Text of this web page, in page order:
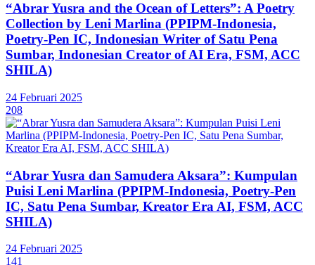
“Abrar Yusra and the Ocean of Letters”: A Poetry
Collection by Leni Marlina (PPIPM-Indonesia,
Poetry-Pen IC, Indonesian Writer of Satu Pena
Sumbar, Indonesian Creator of AI Era, FSM, ACC
SHILA)
24 Februari 2025
208
“Abrar Yusra dan Samudera Aksara”: Kumpulan
Puisi Leni Marlina (PPIPM-Indonesia, Poetry-Pen
IC, Satu Pena Sumbar, Kreator Era AI, FSM, ACC
SHILA)
24 Februari 2025
141